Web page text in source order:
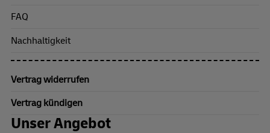
FAQ
Nachhaltigkeit
Vertrag widerrufen
Vertrag kündigen
Unser Angebot